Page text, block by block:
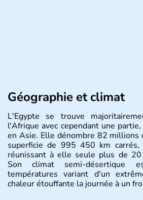
Géographie et climat
L'Egypte se trouve
l'Afrique avec cependant une
en Asie. Elle dénombre 82 millions
superficie de 995 450 km carrés,
réunissant à elle seule plus de
Son climat semi-désertique
températures variant d'un
chaleur étouffante la journée à un